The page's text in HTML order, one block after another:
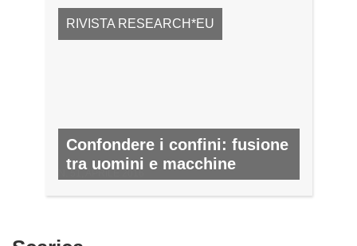
RIVISTA RESEARCH*EU
Confondere i confini: fusione
tra uomini e macchine